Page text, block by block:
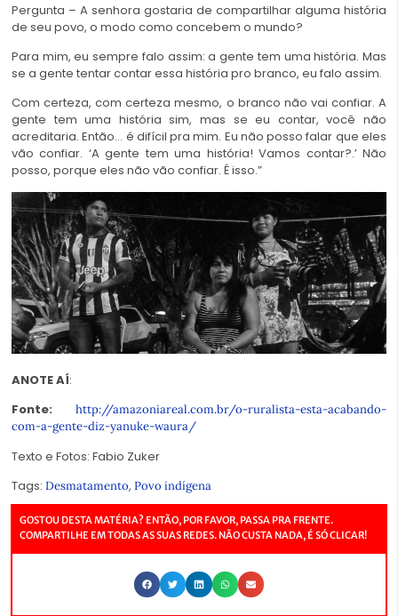
Pergunta – A senhora gostaria de compartilhar alguma história
de seu povo, o modo como concebem o mundo?
Para mim, eu sempre falo assim: a gente tem uma história. Mas
se a gente tentar contar essa história pro branco, eu falo assim.
Com certeza, com certeza mesmo, o branco não vai confiar. A
gente tem uma história sim, mas se eu contar, você não
acreditaria. Então… é difícil pra mim. Eu não posso falar que eles
vão confiar. ‘A gente tem uma história! Vamos contar?.’ Não
posso, porque eles não vão confiar. É isso.”
ANOTE AÍ:
Fonte: http://amazoniareal.com.br/o-ruralista-esta-acabando-
com-a-gente-diz-yanuke-waura/
Texto e Fotos: Fabio Zuker
Tags: Desmatamento, Povo indígena
GOSTOU DESTA MATÉRIA? ENTÃO, POR FAVOR, PASSA PRA FRENTE.
COMPARTILHE EM TODAS AS SUAS REDES. NÃO CUSTA NADA, É SÓ CLICAR!